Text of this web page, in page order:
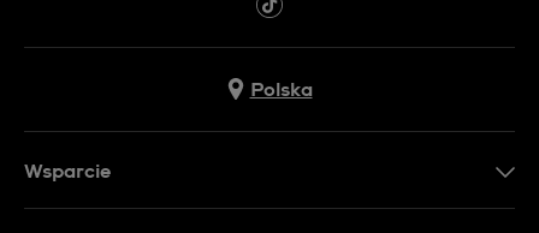
Polska
Wsparcie